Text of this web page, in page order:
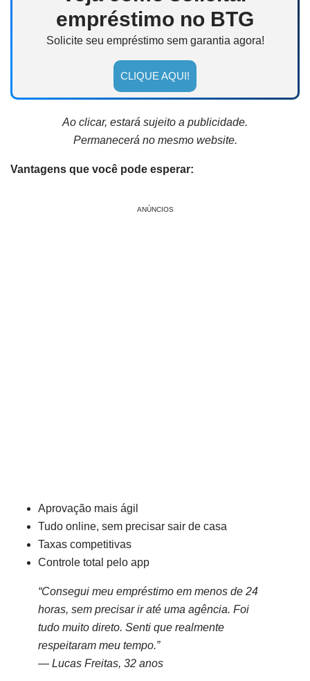
empréstimo no BTG
Solicite seu empréstimo sem garantia agora!
CLIQUE AQUI!
Ao clicar, estará sujeito a publicidade.
Permanecerá no mesmo website.
Vantagens que você pode esperar:
ANÚNCIOS
Aprovação mais ágil
Tudo online, sem precisar sair de casa
Taxas competitivas
Controle total pelo app
“Consegui meu empréstimo em menos de 24
horas, sem precisar ir até uma agência. Foi
tudo muito direto. Senti que realmente
respeitaram meu tempo.”
— Lucas Freitas, 32 anos